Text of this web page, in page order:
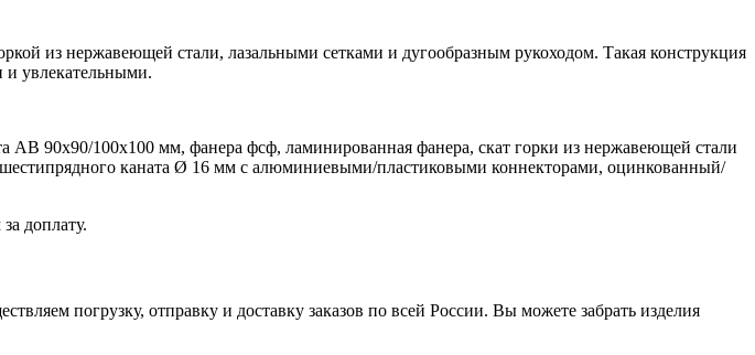
из нержавеющей стали, лазальными сетками и дугообразным рукоходом. Такая конструкция
и увлекательными.
90х90/100х100 мм, фанера фсф, ламинированная фанера, скат горки из нержавеющей стали
каната Ø 16 мм с алюминиевыми/пластиковыми коннекторами, оцинкованный/
доплату.
погрузку, отправку и доставку заказов по всей России. Вы можете забрать изделия